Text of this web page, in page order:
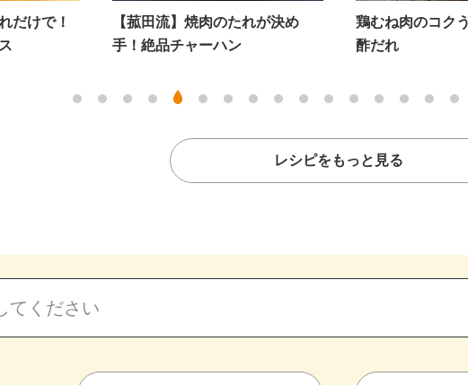
【菰田流】焼肉のたれが決め
手！絶品チャーハン
鶏むね肉のコクうまたまね
レシピをもっと見る